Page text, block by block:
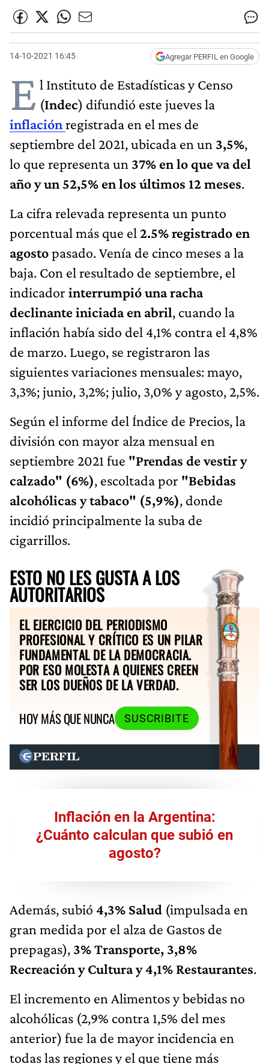
14-10-2021 16:45 Agregar PERFIL en Google
E l Instituto de Estadísticas y Censo
(Indec) difundió este jueves la
inflaciónregistrada en el mes de
septiembre del 2021, ubicada en un 3,5%,
lo que representa un 37% en lo que va del
año y un 52,5% en los últimos 12 meses.
La cifra relevada representa un punto
porcentual más que el 2.5% registrado en
agostopasado. Venía de cinco meses a la
baja. Con el resultado de septiembre, el
indicador interrumpió una racha
declinante iniciada en abril, cuando la
inflación había sido del 4,1% contra el 4,8%
de marzo. Luego, se registraron las
siguientes variaciones mensuales: mayo,
3,3%; junio, 3,2%; julio, 3,0% y agosto, 2,5%.
Según el informe del Índice de Precios, la
división con mayor alza mensual en
septiembre 2021 fue "Prendas de vestir y
calzado" (6%), escoltada por "Bebidas
alcohólicas y tabaco" (5,9%), donde
incidió principalmente la suba de
cigarrillos.
ESTO NO LES GUSTA A LOS
AUTORITARIOS
EL EJERCICIO DEL PERIODISMO
PROFESIONAL Y CRÍTICO ES UN PILAR
FUNDAMENTAL DE LA DEMOCRACIA.
POR ESO MOLESTA A QUIENES CREEN
SER LOS DUEÑOS DE LA VERDAD.
HOY MÁS QUE NUNCA
SUSCRIBITE
Inflación en la Argentina:
¿Cuánto calculan que subió en
agosto?
Además, subió 4,3% Salud (impulsada en
gran medida por el alza de Gastos de
prepagas), 3% Transporte, 3,8%
Recreación y Cultura y 4,1% Restaurantes.
El incremento en Alimentos y bebidas no
alcohólicas (2,9% contra 1,5% del mes
anterior) fue la de mayor incidencia en
todas las regiones y el que tiene más